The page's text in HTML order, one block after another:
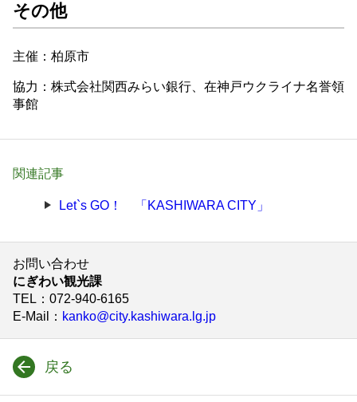
その他
主催：柏原市
協力：株式会社関西みらい銀行、在神戸ウクライナ名誉領
事館
関連記事
Let`s GO！ 「KASHIWARA CITY」
お問い合わせ
にぎわい観光課
TEL ：072-940-6165
E-Mail
： kanko@city.kashiwara.lg.jp
戻る